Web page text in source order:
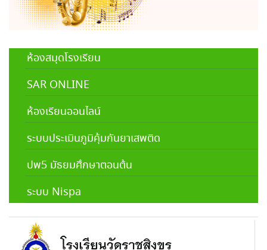
ห้องสมุดโรงเรียน
SAR ONLINE
ห้องเรียนออนไลน์
ระบบประเมินภูมิคุ้มกันยาเสพติด
ปพ5 มัธยมศึกษาตอนต้น
ระบบ Nispa